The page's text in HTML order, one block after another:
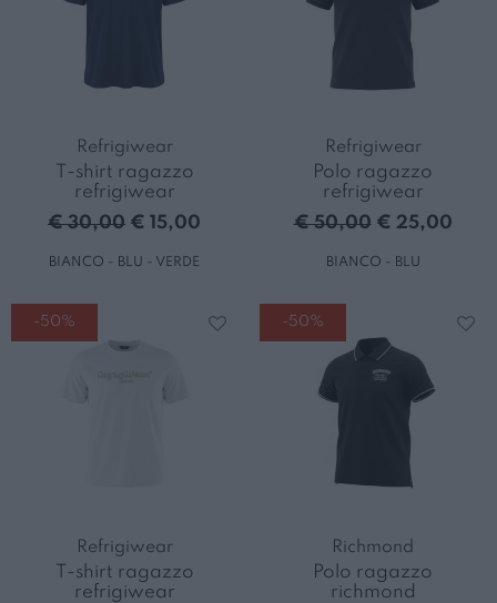
Refrigiwear
T-shirt ragazzo
refrigiwear
€ 30,00 € 15,00
BIANCO - BLU - VERDE
Refrigiwear
Polo ragazzo
refrigiwear
€ 50,00 € 25,00
BIANCO - BLU
-50%
Refrigiwear
T-shirt ragazzo
refrigiwear
-50%
Richmond
Polo ragazzo
richmond